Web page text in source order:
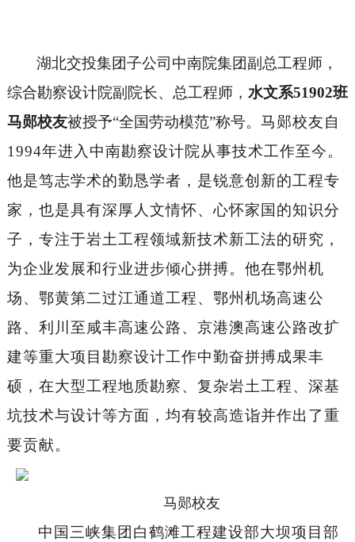
湖北交投集团子公司中南院集团副总工程师，
综合勘察设计院副院长、总工程师， 水文系51902班
马郧校友被授予“全国劳动模范”称号。 马郧校友自
1994年进入中南勘察设计院从事技术工作至今。
他是笃志学术的勤恳学者，是锐意创新的工程专
家，也是具有深厚人文情怀、心怀家国的知识分
子，专注于岩土工程领域新技术新工法的研究，
为企业发展和行业进步倾心拼搏。他在鄂州机
场、鄂黄第二过江通道工程、鄂州机场高速公
路、利川至咸丰高速公路、京港澳高速公路改扩
建等重大项目勘察设计工作中勤奋拼搏成果丰
硕，在大型工程地质勘察、复杂岩土工程、深基
坑技术与设计等方面，均有较高造诣并作出了重
要贡献。
马郧校友
中国三峡集团白鹤滩工程建设部大坝项目部